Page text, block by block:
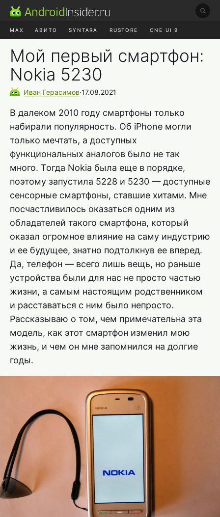
MAX АВИТО SYNTARA RUSTORE ONE UI 9
Мой первый смартфон:
Nokia 5230
Иван Герасимов∙17.08.2021
В далеком 2010 году смартфоны только
набирали популярность. Об iPhone могли
только мечтать, а доступных
функциональных аналогов было не так
много. Тогда Nokia была еще в порядке,
поэтому запустила 5228 и 5230 — доступные
сенсорные смартфоны, ставшие хитами. Мне
посчастливилось оказаться одним из
обладателей такого смартфона, который
оказал огромное влияние на саму индустрию
и ее будущее, знатно подтолкнув ее вперед.
Да, телефон — всего лишь вещь, но раньше
устройства были для нас не просто частью
жизни, а самым настоящим родственником
и расставаться с ним было непросто.
Рассказываю о том, чем примечательна эта
модель, как этот смартфон изменил мою
жизнь, и чем он мне запомнился на долгие
годы.